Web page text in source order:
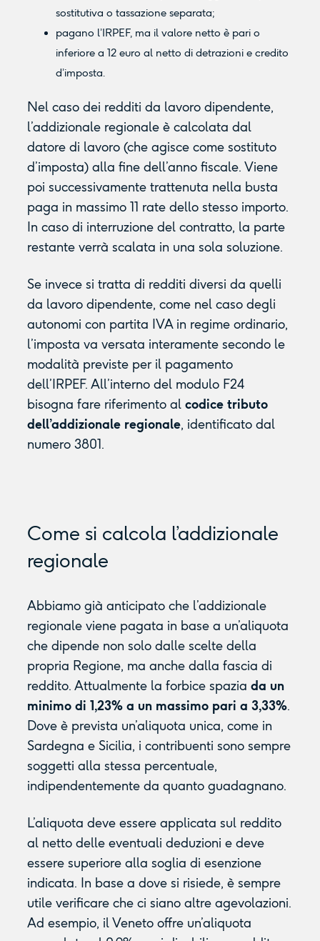
sostitutiva o tassazione separata;
pagano l’IRPEF, ma il valore netto è pari o
inferiore a 12 euro al netto di detrazioni e credito
d’imposta.
Nel caso dei redditi da lavoro dipendente,
l’addizionale regionale è calcolata dal
datore di lavoro (che agisce come sostituto
d’imposta) alla fine dell’anno fiscale. Viene
poi successivamente trattenuta nella busta
paga in massimo 11 rate dello stesso importo.
In caso di interruzione del contratto, la parte
restante verrà scalata in una sola soluzione.
Se invece si tratta di redditi diversi da quelli
da lavoro dipendente, come nel caso degli
autonomi con partita IVA in regime ordinario,
l’imposta va versata interamente secondo le
modalità previste per il pagamento
dell’IRPEF. All’interno del modulo F24
bisogna fare riferimento al codice tributo
dell’addizionale regionale, identificato dal
numero 3801.
Come si calcola l’addizionale
regionale
Abbiamo già anticipato che l’addizionale
regionale viene pagata in base a un’aliquota
che dipende non solo dalle scelte della
propria Regione, ma anche dalla fascia di
reddito. Attualmente la forbice spazia da un
minimo di 1,23% a un massimo pari a 3,33%.
Dove è prevista un’aliquota unica, come in
Sardegna e Sicilia, i contribuenti sono sempre
soggetti alla stessa percentuale,
indipendentemente da quanto guadagnano.
L’aliquota deve essere applicata sul reddito
al netto delle eventuali deduzioni e deve
essere superiore alla soglia di esenzione
indicata. In base a dove si risiede, è sempre
utile verificare che ci siano altre agevolazioni.
Ad esempio, il Veneto offre un’aliquota